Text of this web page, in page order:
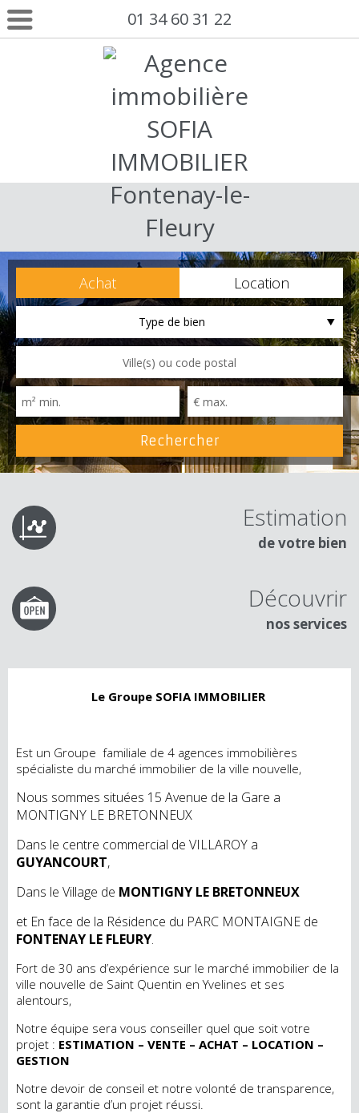
01 34 60 31 22
Achat Location
Type de bien
Estimation
de votre bien
Découvrir
nos services
Le Groupe SOFIA IMMOBILIER
Est un Groupe familiale de 4 agences immobilières
spécialiste du marché immobilier de la ville nouvelle,
Nous sommes situées 15 Avenue de la Gare a
MONTIGNY LE BRETONNEUX
Dans le centre commercial de VILLAROY a
GUYANCOURT,
Dans le Village de MONTIGNY LE BRETONNEUX
et En face de la Résidence du PARC MONTAIGNE de
FONTENAY LE FLEURY.
Fort de 30 ans d’expérience sur le marché immobilier de la
ville nouvelle de Saint Quentin en Yvelines et ses
alentours,
Notre équipe sera vous conseiller quel que soit votre
projet : ESTIMATION – VENTE – ACHAT – LOCATION –
GESTION
Notre devoir de conseil et notre volonté de transparence,
sont la garantie d’un projet réussi.